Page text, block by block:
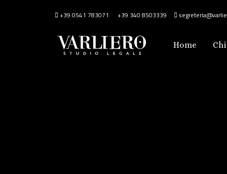
+39 0541 783071 +39 340 8503339
Home